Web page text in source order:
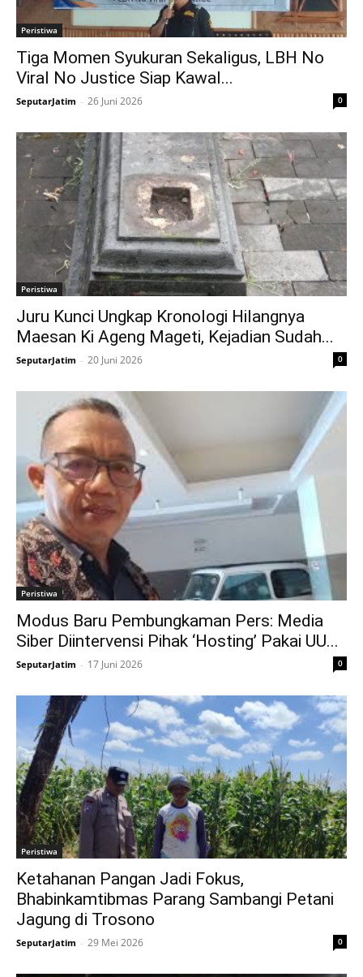
Peristiwa
Tiga Momen Syukuran Sekaligus, LBH No
Viral No Justice Siap Kawal...
SeputarJatim - 26 Juni 2026 0
Peristiwa
Juru Kunci Ungkap Kronologi Hilangnya
Maesan Ki Ageng Mageti, Kejadian Sudah...
SeputarJatim - 20 Juni 2026 0
Peristiwa
Modus Baru Pembungkaman Pers: Media
Siber Diintervensi Pihak ‘Hosting’ Pakai UU...
SeputarJatim - 17 Juni 2026 0
Peristiwa
Ketahanan Pangan Jadi Fokus,
Bhabinkamtibmas Parang Sambangi Petani
Jagung di Trosono
SeputarJatim - 29 Mei 2026 0